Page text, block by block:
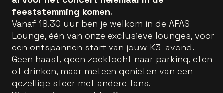
feeststemming komen.
Vanaf 18.30 uur ben je welkom in de AFAS
Lounge, één van onze exclusieve lounges, voor
een ontspannen start van jouw K3-avond.
Geen haast, geen zoektocht naar parking, eten
of drinken, maar meteen genieten van een
gezellige sfeer met andere fans.